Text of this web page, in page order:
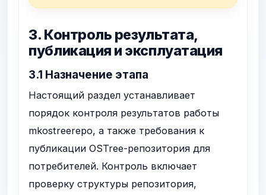
3. Контроль результата,
публикация и эксплуатация
3.1 Назначение этапа
Настоящий раздел устанавливает
порядок контроля результатов работы
mkostreerepo, а также требования к
публикации OSTree-репозитория для
потребителей. Контроль включает
проверку структуры репозитория,